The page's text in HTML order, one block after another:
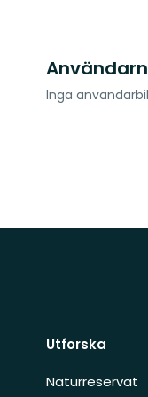
Inga
Utforska
Naturreservat